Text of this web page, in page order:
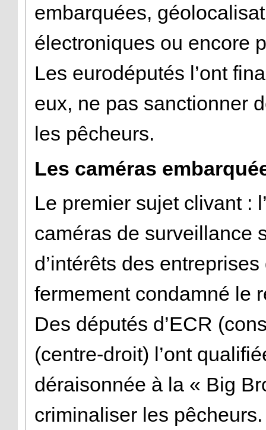
embarquées,
électroniques ou encore
Les eurodéputés l’ont
eux, ne pas sanctionner
les pêcheurs.
Les caméras
Le premier sujet clivant :
caméras de surveillance
d’intérêts des
fermement condamné le
Des députés d’ECR
(centre-droit) l’ont
déraisonnée à la « Big
criminaliser les pêcheurs.